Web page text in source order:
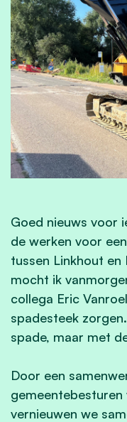
Goed nieuws voor
de werken voor
tussen Linkhout en
mocht ik
collega Eric
spadesteek
spade, maar met
Door een
gemeentebesturen
vernieuwen we